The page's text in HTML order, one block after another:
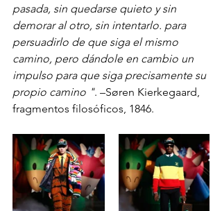
pasada, sin quedarse quieto y sin
demorar al otro, sin intentarlo. para
persuadirlo de que siga el mismo
camino, pero dándole en cambio un
impulso para que siga precisamente su
propio camino ". –Søren Kierkegaard,
fragmentos filosóficos, 1846.